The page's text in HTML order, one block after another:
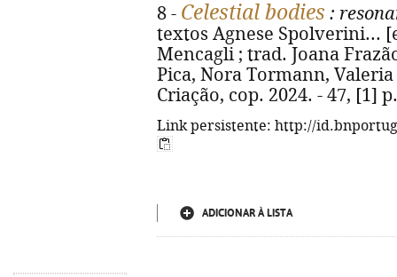
8 - Celestial bodies :
textos Agnese Spolverini...
Mencagli ; trad. Joana
Pica, Nora Tormann,
Criação, cop. 2024. - 47, [1]
Link persistente: http://
ADICIONAR À LISTA